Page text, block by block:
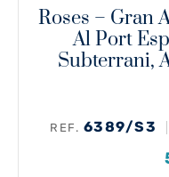
Roses – Gran
Al Port
Subterrani,
REF. 6389/S3